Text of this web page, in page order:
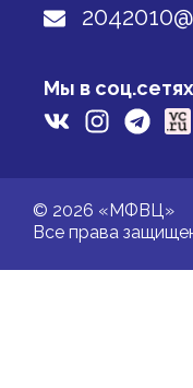
Мы в соц.сетях
© 2026 «МФВЦ»
Все права